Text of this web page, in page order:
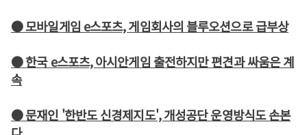
● 모바일게임 e스포츠, 게임회사의 블루오션으로 급부상
● 한국 e스포츠, 아시안게임 출전하지만 편견과 싸움은 계
속
● 문재인 '한반도 신경제지도', 개성공단 운영방식도 손본